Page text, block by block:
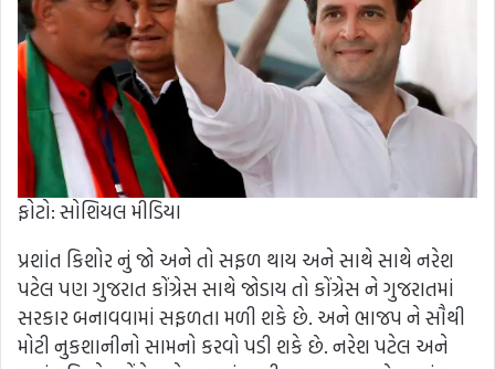
ફોટો: સોશિયલ મીડિયા
પ્રશાંત કિશોર નું જો અને તો સફળ થાય અને સાથે સાથે નરેશ
પટેલ પણ ગુજરાત કોંગ્રેસ સાથે જોડાય તો કોંગ્રેસ ને ગુજરાતમાં
સરકાર બનાવવામાં સફળતા મળી શકે છે. અને ભાજપ ને સૌથી
મોટી નુકશાનીનો સામનો કરવો પડી શકે છે. નરેશ પટેલ અને